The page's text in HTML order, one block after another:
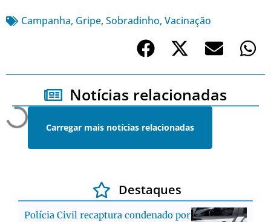
Campanha, Gripe, Sobradinho, Vacinação
Notícias relacionadas
Carregar mais notícias relacionadas
Destaques
Polícia Civil recaptura condenado por